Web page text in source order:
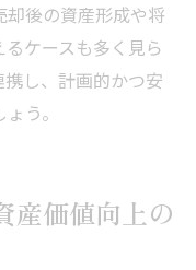
後の資産形成や将
ケースも多く見ら
し、計画的かつ安
う。
産価値向上の